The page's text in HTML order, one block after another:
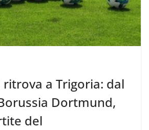
ritrova a Trigoria: dal
Dortmund,
del